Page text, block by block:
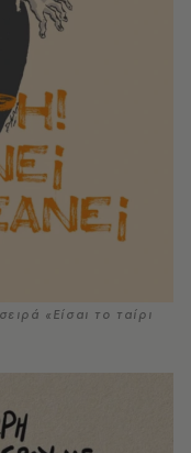
«Είσαι το ταίρι